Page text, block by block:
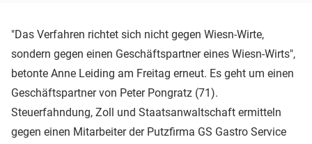
"Das Verfahren richtet sich nicht gegen Wiesn-Wirte,
sondern gegen einen Geschäftspartner eines Wiesn-Wirts",
betonte Anne Leiding am Freitag erneut. Es geht um einen
Geschäftspartner von Peter Pongratz (71).
Steuerfahndung, Zoll und Staatsanwaltschaft ermitteln
gegen einen Mitarbeiter der Putzfirma GS Gastro Service